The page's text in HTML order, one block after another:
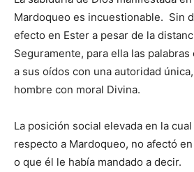
Mardoqueo es incuestionable. Sin
efecto en Ester a pesar de la
Seguramente, para ella las
a sus oídos con una autoridad
hombre con moral Divina.
La posición social elevada en la
respecto a Mardoqueo, no afectó
o que él le había mandado a decir.